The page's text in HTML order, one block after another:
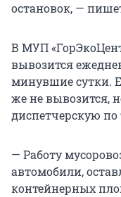
остановок, —
В МУП
вывозится
минувшие сутки.
же не вывозится,
диспетчерскую по
— Работу
автомобили,
контейнерных